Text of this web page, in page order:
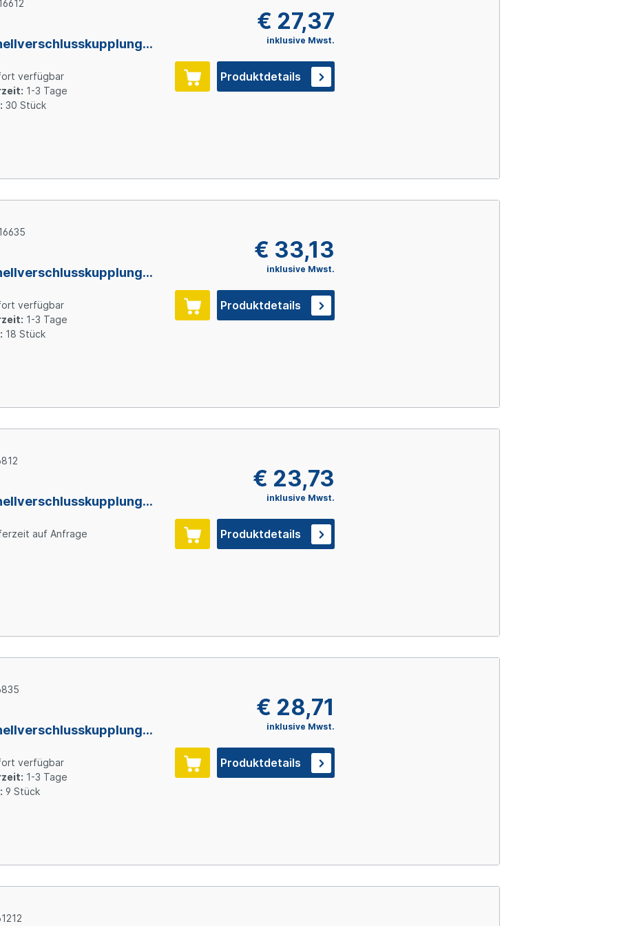
3/8" (9,5 mm) ID,
verfügbar
1-3 Tage
30 Stück
€ 27,37
inklusive Mwst.
Produktdetails
3/8" (9,5 mm) ID,
verfügbar
1-3 Tage
18 Stück
€ 33,13
inklusive Mwst.
Produktdetails
1/2" (12,7 mm) ID
auf Anfrage
€ 23,73
inklusive Mwst.
Produktdetails
1/2" (12,7 mm) ID
verfügbar
1-3 Tage
9 Stück
€ 28,71
inklusive Mwst.
Produktdetails